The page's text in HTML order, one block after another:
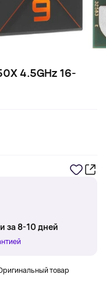
4.5GHz 16-
за 8-10 дней
товар